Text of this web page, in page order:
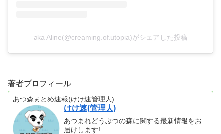
aka Aline(@dreaming.of.utopia)がシェアした投稿
著者プロフィール
あつ森まとめ速報(けけ速管理人)
けけ速(管理人)
あつまれどうぶつの森に関する最新情報をお
届けします!